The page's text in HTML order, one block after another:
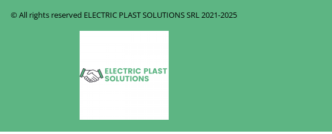
© All rights reserved ELECTRIC PLAST SOLUTIONS SRL2021-2025